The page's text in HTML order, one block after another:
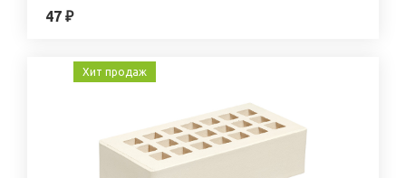
47 ₽
Хит продаж